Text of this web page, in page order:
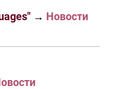
→ Новости